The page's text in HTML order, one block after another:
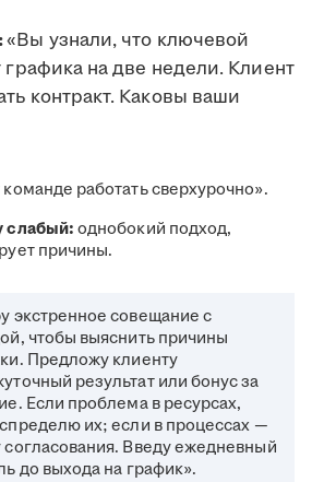
«Вы узнали, что ключевой
графика на две недели. Клиент
контракт. Каковы ваши
работать сверхурочно».
слабый:однобокий подход,
причины.
экстренное совещание с
чтобы выяснить причины
Предложу клиенту
результат или бонус за
Если проблема в ресурсах,
их; если в процессах —
Введу ежедневный
до выхода на график».